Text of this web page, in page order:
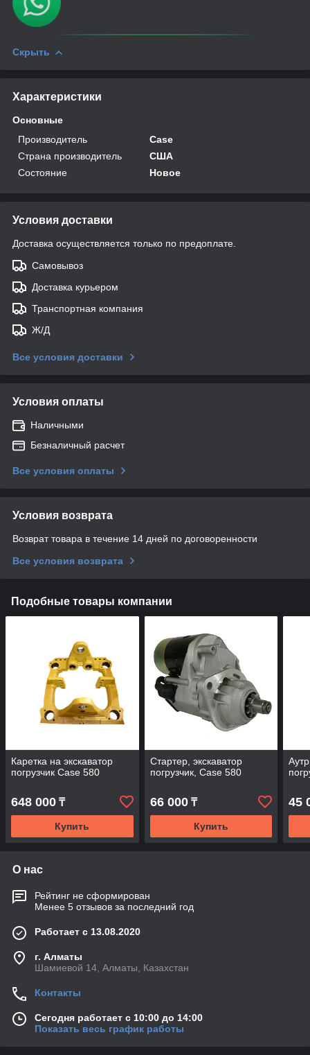
Скрыть
Характеристики
Основные
Производитель
Case
Страна производитель
США
Состояние
Новое
Условия доставки
Доставка осуществляется только по предоплате.
Самовывоз
Доставка курьером
Транспортная компания
Ж/Д
Все условия доставки
Условия оплаты
Наличными
Безналичный расчет
Все условия оплаты
Условия возврата
Возврат товара в течение 14 дней по договоренности
Все условия возврата
Подобные товары компании
Каретка на экскаватор
погрузчик Case 580
648 000 ₸
Купить
Стартер, экскаватор
погрузчик, Case 580
66 000₸
Купить
45
О нас
Рейтинг не сформирован
Менее 5 отзывов за последний год
Работает с 13.08.2020
г. Алматы
Шамиевой 14, Алматы, Казахстан
Контакты
Сегодня работает с 10:00 до 14:00
Показать весь график работы